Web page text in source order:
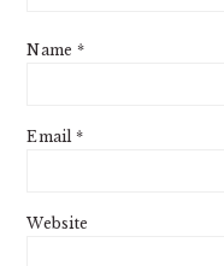
Name *
Email *
Website